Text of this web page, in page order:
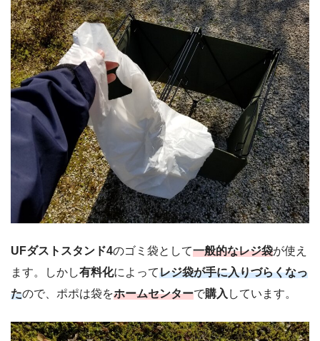
UFダストスタンド4のゴミ袋として一般的なレジ袋が使え
ます。しかし有料化によってレジ袋が手に入りづらくなっ
たので、ポポは袋をホームセンターで購入 しています。